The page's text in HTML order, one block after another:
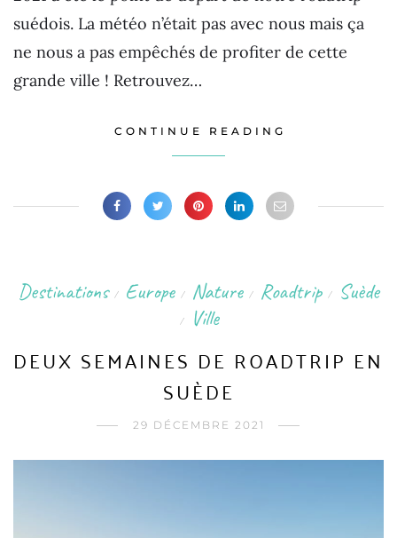
suédois. La météo n’était pas avec nous mais ça
ne nous a pas empêchés de profiter de cette
grande ville ! Retrouvez…
CONTINUE READING
Destinations / Europe / Nature / Roadtrip / Suède
/ Ville
DEUX SEMAINES DE ROADTRIP EN
SUÈDE
29 DÉCEMBRE 2021